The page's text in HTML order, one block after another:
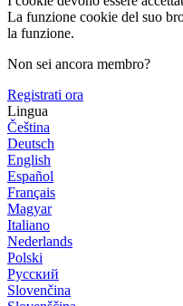
La funzione cookie del suo
la funzione.
Non sei ancora membro?
Registrati ora
Lingua
Čeština
Deutsch
English
Español
Français
Magyar
Italiano
Nederlands
Polski
Русский
Slovenčina